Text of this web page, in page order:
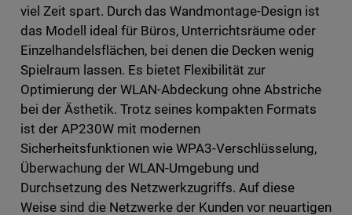
viel Zeit spart. Durch das Wandmontage-Design ist
das Modell ideal für Büros, Unterrichtsräume oder
Einzelhandelsflächen, bei denen die Decken wenig
Spielraum lassen. Es bietet Flexibilität zur
Optimierung der WLAN-Abdeckung ohne Abstriche
bei der Ästhetik. Trotz seines kompakten Formats
ist der AP230W mit modernen
Sicherheitsfunktionen wie WPA3-Verschlüsselung,
Überwachung der WLAN-Umgebung und
Durchsetzung des Netzwerkzugriffs. Auf diese
Weise sind die Netzwerke der Kunden vor neuartigen